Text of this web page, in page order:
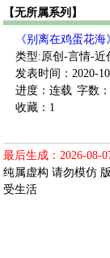
【无所属系列】
《别离在鸡蛋花海
类型:原创-言情-近
发表时间：2020-
进度：连载 字数
收藏：1
最后生成：2026-08-
纯属虚构 请勿模仿
受生活